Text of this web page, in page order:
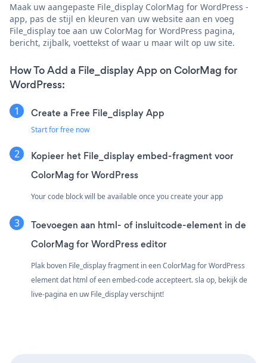
Maak uw aangepaste File_display ColorMag for WordPress -
app, pas de stijl en kleuren van uw website aan en voeg
File_display toe aan uw ColorMag for WordPress pagina,
bericht, zijbalk, voettekst of waar u maar wilt op uw site.
How To Add a File_display App on ColorMag for
WordPress:
Create a Free File_display App
Start for free now
Kopieer het File_display embed-fragment voor
ColorMag for WordPress
Your code block will be available once you create your app
Toevoegen aan html- of insluitcode-element in de
ColorMag for WordPress editor
Plak boven File_display fragment in een ColorMag for WordPress
element dat html of een embed-code accepteert. sla op, bekijk de
live-pagina en uw File_display verschijnt!